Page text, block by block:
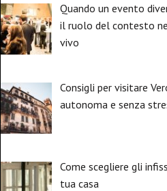
Quando un evento
il ruolo del contesto
vivo
Consigli per visitare
autonoma e senza
Come scegliere gli
tua casa